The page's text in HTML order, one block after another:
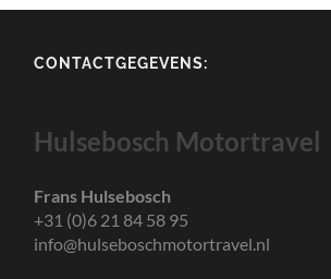
CONTACTGEGEVENS:
Hulsebosch Motortravel
Frans Hulsebosch
+31 (0)6 21 84 58 95
info@hulseboschmotortravel.nl